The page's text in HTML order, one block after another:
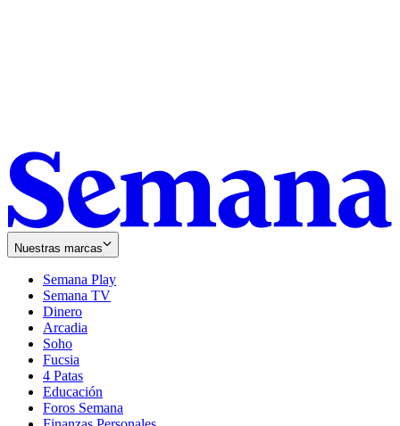
Nuestras marcas
Semana Play
Semana TV
Dinero
Arcadia
Soho
in
new
window
Fucsia
in
new
window
4 Patas
Educación
Foros Semana